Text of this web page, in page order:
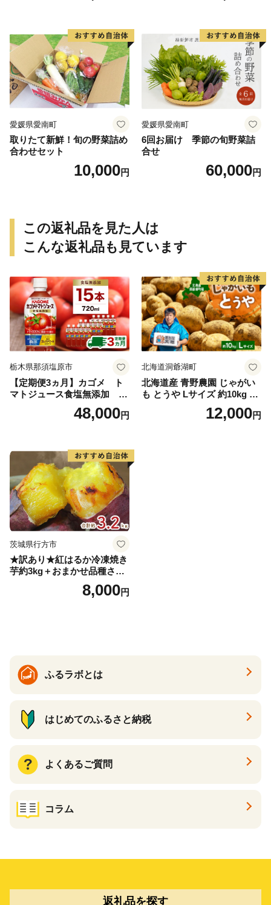
芋 ほしいも スイートポテト
いも天 サイズミックス 甘い
ねっとり 生芋 新芋 あんのう
いも 甘藷 べにはるか スイー
ツ 国産 糖度 産地直送 農家直
送 数量限定 21000円 愛媛 愛
南 ミッチーのおみかん畑
愛媛県愛南町
取りたて新鮮！旬の野菜詰め
合わせセット
10,000円
愛媛県愛南町
6回お届け 季節の旬野菜詰
合せ
60,000円
この返礼品を見た人は
こんな返礼品も見ています
栃木県那須塩原市
【定期便3ヵ月】カゴメ ト
マトジュース食塩無添加 72
0ml PET×15本 1ケース 毎月
届く 3ヵ月 3回コース ns001-
48,000円
北海道洞爺湖町
北海道産 青野農園 じゃがい
も とうや Lサイズ 約10kg 20
26年10月初旬～12月下旬頃お
届け 先行予約 北海道 ジャガ
12,000円
茨城県行方市
★訳あり★紅はるか冷凍焼き
芋約3kg＋おまかせ品種さつ
まいも 合計約3.2kg｜さつ
まいも サツマイモ さつま芋
8,000円
ふるラボとは
はじめてのふるさと納税
よくあるご質問
コラム
返礼品を探す